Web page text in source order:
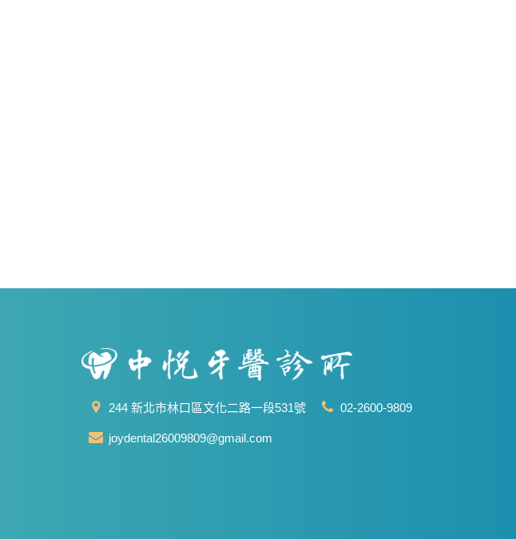
244 新北市林口區文化二路一段531號 02-2600-9809
joydental26009809@gmail.com